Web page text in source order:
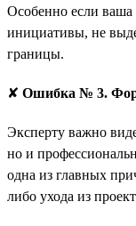
Особенно если ваша
инициативы, не
границы.
✘ Ошибка № 3.
Эксперту важно
но и
одна из главных
либо ухода из